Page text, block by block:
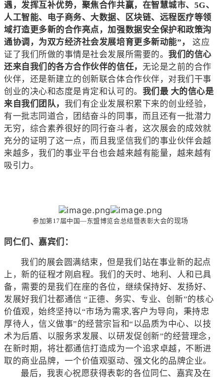
遇，发挥互补优势，聚焦合作共赢，在智慧城市、5G、
人工智能、电子商务、大数据、区块链、远程医疗等领
域打造更多新的合作亮点，加强数据安全保护和政策沟
通协调，为双方经济社会发展培育更多新动能”，
这应
证了我们所做的事情是社会发展所需要的。我们的信心
还来自我们的各方合作伙伴的信任， 无论是之前的合作
伙伴，还是新建立的创新联合体合作伙伴，对我们干事
创业的决心和态度是肯定和认可的。 我们最 大的信心是
来自我们团队， 我们有企业发展积累下来的创业经验，
有一批志同道合，团结奋斗的同事，而且还有一批潜力
无穷，综合素养很好的同行奋斗者，这次展会的成效就
充分的证明了这一点，而且我坚信我们的事业伙伴会越
来越多，我们的事业平台也会越来越有能量，越来越有
吸引力。
参加第17届中国—东盟博览会总结暨表彰大会的现场
同仁们、嘉宾们：
我们的展会圆满结束，但是我们站在事业新的起点
上，新的征程才刚启程。我们的天时、地利、人和已具
备，需要的是我们在座的各位，继续保持好、发扬好、
发展好我们壮都通信 “正德、务实、专业、创新”的核心
价值观，始终坚持以“市场为需求,客户为导向，秉持忠
厚待人，信义做事”的经营宗旨和“以品质为中心、以技
术为后盾、以服务求发展、以研发促创新”的经营理念，
在新时期，将壮都通信打造成为一个追求卓越，不断进
取的商业品牌，一个价值观驱动、强文化的品牌企业。
最后，我衷心祝愿获得表彰的各位同仁、嘉宾及在